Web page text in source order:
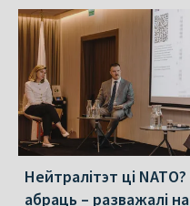
Нейтралітэт ці
абраць – разважалі на